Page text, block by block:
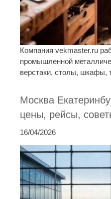
Компания vekmaster.ru
промышленной
верстаки, столы, шкафы,
Москва
цены, рейсы,
16/04/2026